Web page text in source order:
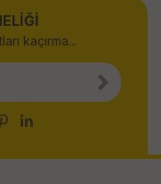
kaçırma...